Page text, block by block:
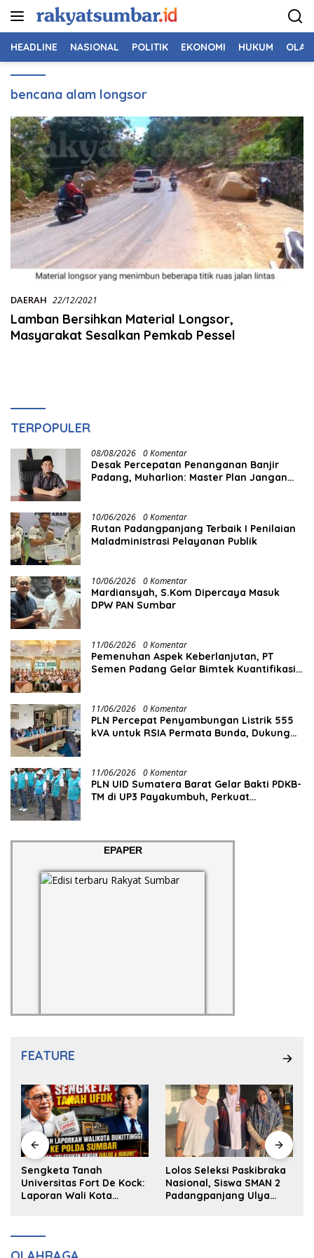
HEADLINE NASIONAL POLITIK EKONOMI HUKUM
bencana alam longsor
DAERAH 22/12/2021
Lamban Bersihkan Material Longsor,
Masyarakat Sesalkan Pemkab Pessel
TERPOPULER
08/08/2026 0 Komentar
Desak Percepatan Penanganan Banjir
Padang, Muharlion: Master Plan Jangan
10/06/2026 0 Komentar
Rutan Padangpanjang Terbaik I Penilaian
Maladministrasi Pelayanan Publik
10/06/2026 0 Komentar
Mardiansyah, S.Kom Dipercaya Masuk
DPW PAN Sumbar
11/06/2026 0 Komentar
Pemenuhan Aspek Keberlanjutan, PT
Semen Padang Gelar Bimtek Kuantifikasi
11/06/2026 0 Komentar
PLN Percepat Penyambungan Listrik 555
kVA untuk RSIA Permata Bunda, Dukung
11/06/2026 0 Komentar
PLN UID Sumatera Barat Gelar Bakti PDKB-
TM di UP3 Payakumbuh, Perkuat
EPAPER
FEATURE
Sengketa Tanah
Universitas Fort De Kock:
Laporan Wali Kota
Lolos Seleksi Paskibraka
Nasional, Siswa SMAN 2
Padangpanjang Ulya